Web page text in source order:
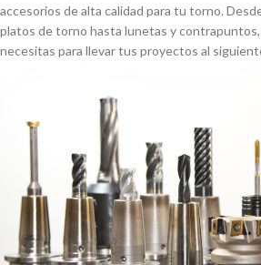
accesorios de alta calidad para tu torno.
platos de torno hasta lunetas y
necesitas para llevar tus proyectos al